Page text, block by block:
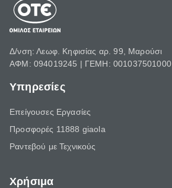
Δ/νση: Λεωφ. Κηφισίας αρ. 99, Μαρούσι
ΑΦΜ: 094019245 | ΓΕΜΗ: 001037501000
Υπηρεσίες
Επείγουσες Εργασίες
Προσφορές 11888 giaola
Ραντεβού με Τεχνικούς
Χρήσιμα